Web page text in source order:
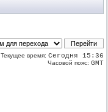
Текущее время: Сегодня 15:36
Часовой пояс: GMT